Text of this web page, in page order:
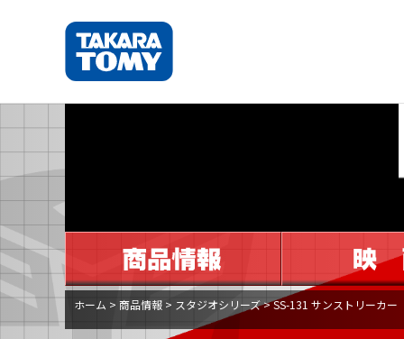
ホーム > 商品情報 > スタジオシリーズ>SS-131 サンストリーカー